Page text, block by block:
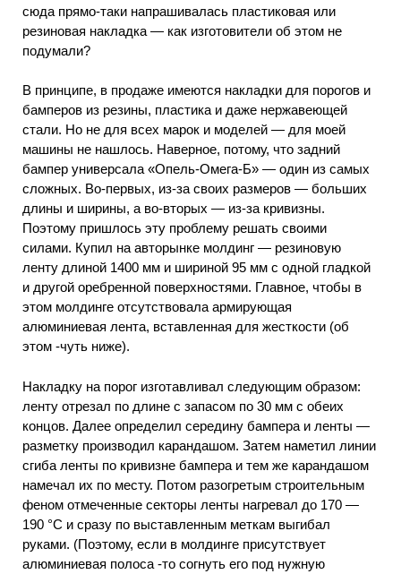
сюда прямо-таки напрашивалась пластиковая или
резиновая накладка — как изготовители об этом не
подумали?
В принципе, в продаже имеются накладки для порогов и
бамперов из резины, пластика и даже нержавеющей
стали. Но не для всех марок и моделей — для моей
машины не нашлось. Наверное, потому, что задний
бампер универсала «Опель-Омега-Б» — один из самых
сложных. Во-первых, из-за своих размеров — больших
длины и ширины, а во-вторых — из-за кривизны.
Поэтому пришлось эту проблему решать своими
силами. Купил на авторынке молдинг — резиновую
ленту длиной 1400 мм и шириной 95 мм с одной гладкой
и другой оребренной поверхностями. Главное, чтобы в
этом молдинге отсутствовала армирующая
алюминиевая лента, вставленная для жесткости (об
этом -чуть ниже).
Накладку на порог изготавливал следующим образом:
ленту отрезал по длине с запасом по 30 мм с обеих
концов. Далее определил середину бампера и ленты —
разметку производил карандашом. Затем наметил линии
сгиба ленты по кривизне бампера и тем же карандашом
намечал их по месту. Потом разогретым строительным
феном отмеченные секторы ленты нагревал до 170 —
190 °С и сразу по выставленным меткам выгибал
руками. (Поэтому, если в молдинге присутствует
алюминиевая полоса -то согнуть его под нужную